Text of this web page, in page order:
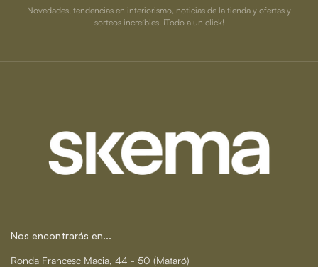
Novedades, tendencias en interiorismo, noticias de la tienda y ofertas y
sorteos increíbles. ¡Todo a un click!
Nos encontrarás en...
Ronda Francesc Macia, 44 - 50 (Mataró)